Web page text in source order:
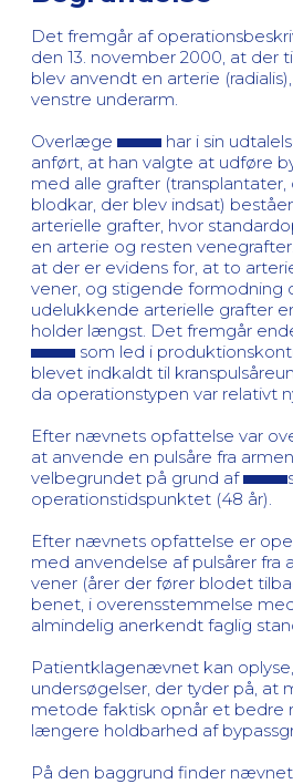
Det fremgår af
den 13. november 2000, at der
blev anvendt en arterie
venstre underarm.
Overlæge
har i sin
anført, at han valgte at udføre
med alle grafter (transplantater,
blodkar, der blev indsat)
arterielle grafter, hvor
en arterie og resten
at der er evidens for, at to
vener, og stigende formodning
udelukkende arterielle grafter
holder længst. Det fremgår
som led i
blevet indkaldt til
da operationstypen var relativt
Efter nævnets opfattelse var
at anvende en pulsåre fra
velbegrundet på grund af
operationstidspunktet (48 år).
Efter nævnets opfattelse er
med anvendelse af pulsårer fra
vener (årer der fører blodet
benet, i overensstemmelse
almindelig anerkendt faglig
Patientklagenævnet kan
undersøgelser, der tyder på, at
metode faktisk opnår et bedre
længere holdbarhed af
På den baggrund finder